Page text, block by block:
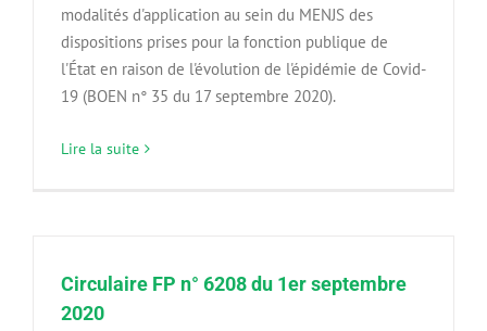
modalités d'application au sein du MENJS des
dispositions prises pour la fonction publique de
l'État en raison de l'évolution de l'épidémie de Covid-
19 (BOEN n° 35 du 17 septembre 2020).
Lire la suite
Circulaire FP n° 6208 du 1er septembre
2020